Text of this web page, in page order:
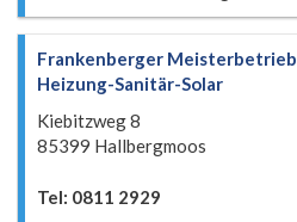
Frankenberger Meisterbetrieb
Heizung-Sanitär-Solar
Kiebitzweg 8
85399 Hallbergmoos
Tel: 0811 2929